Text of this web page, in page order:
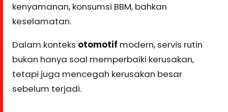
kenyamanan, konsumsi BBM, bahkan
keselamatan.
Dalam konteks otomotif modern, servis rutin
bukan hanya soal memperbaiki kerusakan,
tetapi juga mencegah kerusakan besar
sebelum terjadi.